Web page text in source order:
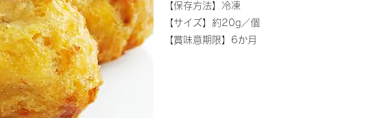
【保存方法】冷凍
【サイズ】約20g／個​
【賞味意期限】6か月